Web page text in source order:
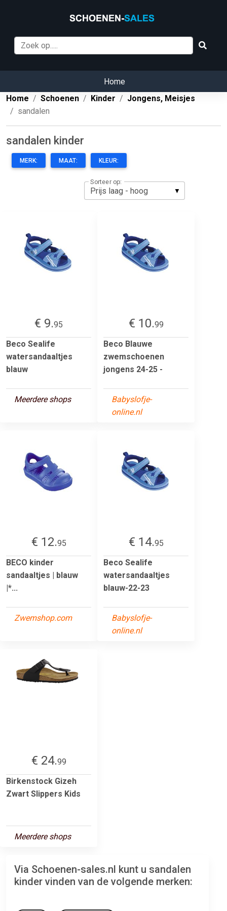
Home
Home
Schoenen Kinder
Jongens, Meisjes
sandalen
sandalen kinder
MERK: MAAT: KLEUR:
Sorteer op:
€ 9.95
Beco Sealife
watersandaaltjes
blauw
Meerdere shops
€ 10.99
Beco Blauwe
zwemschoenen
jongens 24-25 -
Babyslofje-
online.nl
€ 12.95
BECO kinder
sandaaltjes | blauw
|*...
Zwemshop.com
€ 14.95
Beco Sealife
watersandaaltjes
blauw-22-23
Babyslofje-
online.nl
€ 24.99
Birkenstock Gizeh
Zwart Slippers Kids
Meerdere shops
Via Schoenen-sales.nl kunt u sandalen
kinder vinden van de volgende merken: